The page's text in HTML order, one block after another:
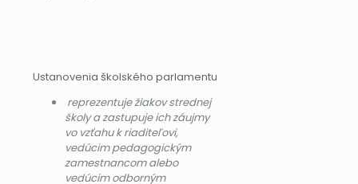
Ustanovenia školského parlamentu
reprezentuje žiakov strednej
školy a zastupuje ich záujmy
vo vzťahu k riaditeľovi,
vedúcim pedagogickým
zamestnancom alebo
vedúcim odborným